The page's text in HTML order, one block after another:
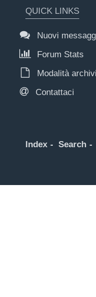
QUICK LINKS
Nuovi
Forum Stats
Modalità
Contattaci
Index Search